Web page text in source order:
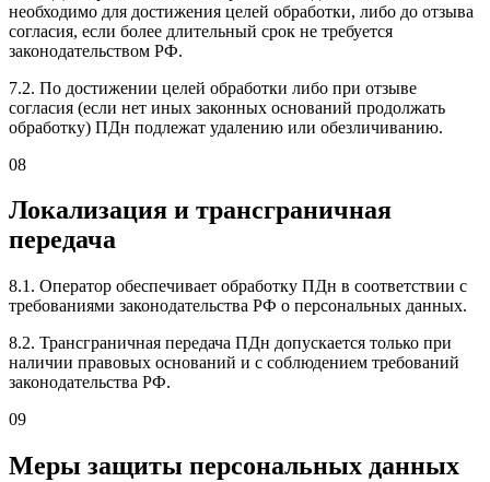
необходимо для достижения целей обработки, либо до отзыва
согласия, если более длительный срок не требуется
законодательством РФ.
7.2. По достижении целей обработки либо при отзыве
согласия (если нет иных законных оснований продолжать
обработку) ПДн подлежат удалению или обезличиванию.
08
Локализация и трансграничная
передача
8.1. Оператор обеспечивает обработку ПДн в соответствии с
требованиями законодательства РФ о персональных данных.
8.2. Трансграничная передача ПДн допускается только при
наличии правовых оснований и с соблюдением требований
законодательства РФ.
09
Меры защиты персональных данных